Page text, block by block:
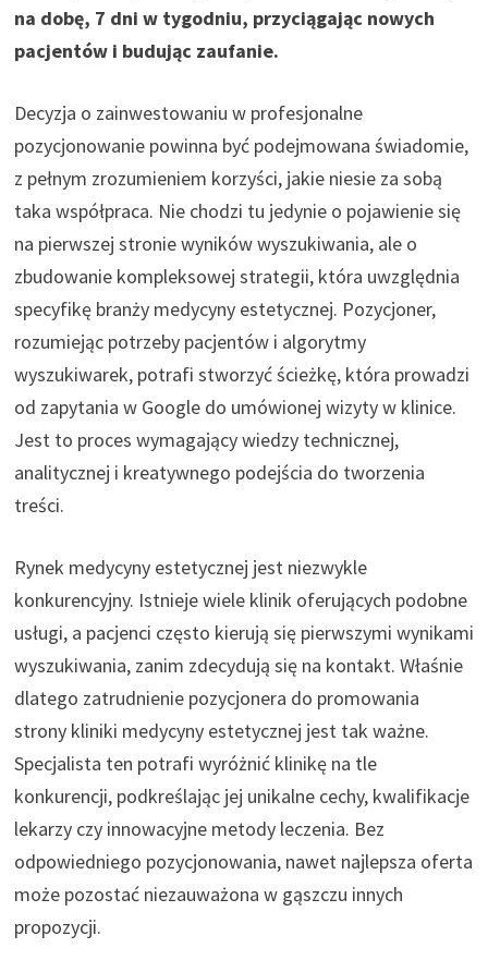
na dobę, 7 dni w tygodniu, przyciągając nowych
pacjentów i budując zaufanie.
Decyzja o zainwestowaniu w profesjonalne
pozycjonowanie powinna być podejmowana świadomie,
z pełnym zrozumieniem korzyści, jakie niesie za sobą
taka współpraca. Nie chodzi tu jedynie o pojawienie się
na pierwszej stronie wyników wyszukiwania, ale o
zbudowanie kompleksowej strategii, która uwzględnia
specyfikę branży medycyny estetycznej. Pozycjoner,
rozumiejąc potrzeby pacjentów i algorytmy
wyszukiwarek, potrafi stworzyć ścieżkę, która prowadzi
od zapytania w Google do umówionej wizyty w klinice.
Jest to proces wymagający wiedzy technicznej,
analitycznej i kreatywnego podejścia do tworzenia
treści.
Rynek medycyny estetycznej jest niezwykle
konkurencyjny. Istnieje wiele klinik oferujących podobne
usługi, a pacjenci często kierują się pierwszymi wynikami
wyszukiwania, zanim zdecydują się na kontakt. Właśnie
dlatego zatrudnienie pozycjonera do promowania
strony kliniki medycyny estetycznej jest tak ważne.
Specjalista ten potrafi wyróżnić klinikę na tle
konkurencji, podkreślając jej unikalne cechy, kwalifikacje
lekarzy czy innowacyjne metody leczenia. Bez
odpowiedniego pozycjonowania, nawet najlepsza oferta
może pozostać niezauważona w gąszczu innych
propozycji.